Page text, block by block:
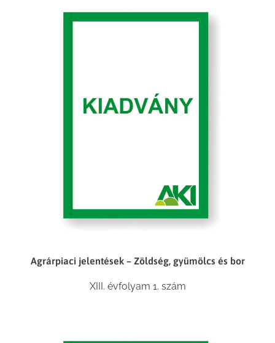
Agrárpiaci jelentések – Zöldség, gyümölcs és bor
XIII. évfolyam 1. szám